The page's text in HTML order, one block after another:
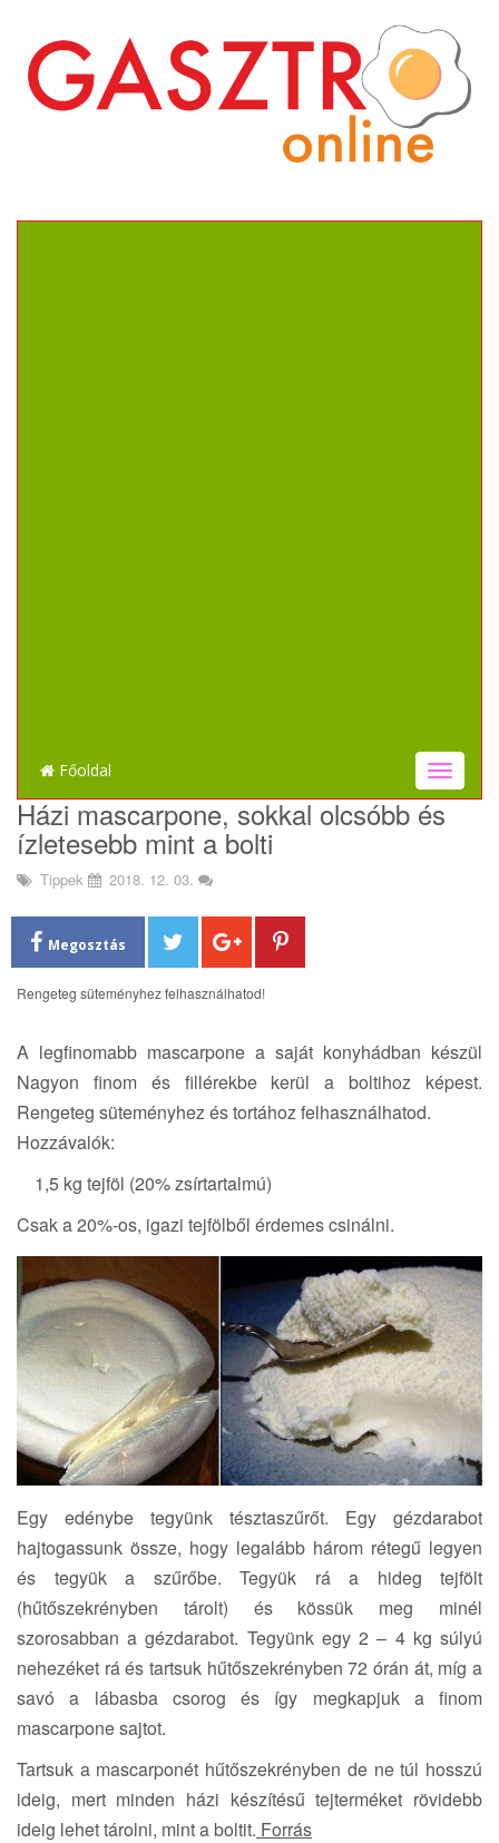
Főoldal
T
o
g
i
o
Házi mascarpone, sokkal olcsóbb és
ízletesebb mint a bolti
Tippek 2018. 12. 03.
Megosztás
Rengeteg süteményhez felhasználhatod!
A legfinomabb mascarpone a saját konyhádban készül
Nagyon finom és fillérekbe kerül a boltihoz képest.
Rengeteg süteményhez és tortához felhasználhatod.
Hozzávalók:
1,5 kg tejföl (20% zsírtartalmú)
Csak a 20%-os, igazi tejfölből érdemes csinálni.
Egy edénybe tegyünk tésztaszűrőt. Egy gézdarabot
hajtogassunk össze, hogy legalább három rétegű legyen
és tegyük a szűrőbe. Tegyük rá a hideg tejfölt
(hűtőszekrényben tárolt) és kössük meg minél
szorosabban a gézdarabot. Tegyünk egy 2 – 4 kg súlyú
nehezéket rá és tartsuk hűtőszekrényben 72 órán át, míg a
savó a lábasba csorog és így megkapjuk a finom
mascarpone sajtot.
Tartsuk a mascarponét hűtőszekrényben de ne túl hosszú
ideig, mert minden házi készítésű tejterméket rövidebb
ideig lehet tárolni, mint a boltit. Forrás